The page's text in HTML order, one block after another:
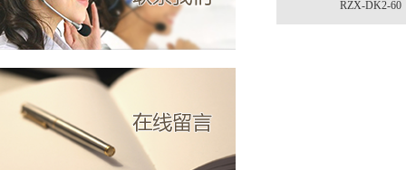
RZX-DK2-60